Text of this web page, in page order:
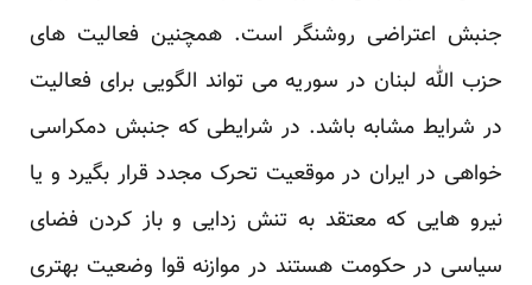
جنبش اعتراضی روشنگر است. همچنین فعالیت های
حزب الله لبنان در سوریه می تواند الگویی برای فعالیت
در شرایط مشابه باشد. در شرایطی که جنبش دمکراسی
خواهی در ایران در موقعیت تحرک مجدد قرار بگیرد و یا
نیرو هایی که معتقد به تنش زدایی و باز کردن فضای
سیاسی در حکومت هستند در موازنه قوا وضعیت بهتری